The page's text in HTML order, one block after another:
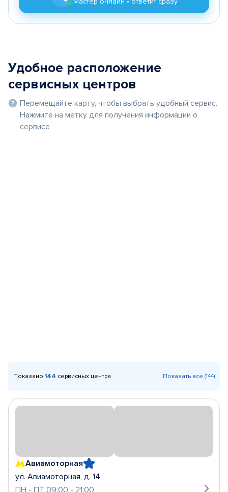
Удобное расположение
сервисных центров
Перемещайте карту, чтобы выбрать удобный сервис.
Нажмите на метку для получения информации о
сервисе
Показано 144 сервисных центра Показать все (144)
Авиамоторная
ул. Авиамоторная, д. 14
ПН - ПТ 09:00 - 21:00